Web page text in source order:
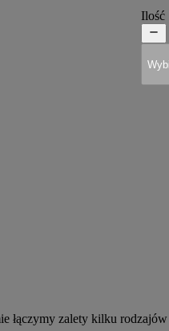
łączymy zalety kilku
Ilość